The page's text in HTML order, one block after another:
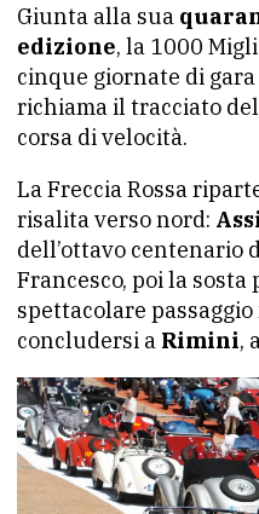
Giunta alla sua
edizione, la 1000
cinque giornate di gara
richiama il tracciato
corsa di velocità.
La Freccia Rossa
risalita verso nord:
dell’ottavo centenario
Francesco, poi la sosta
spettacolare
concludersi a Rimini,